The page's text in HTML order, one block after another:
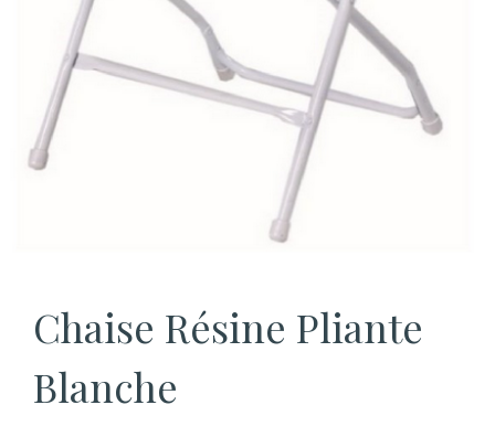
Chaise Résine Pliante
Blanche